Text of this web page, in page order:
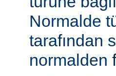
Normalde
tarafından
normalden